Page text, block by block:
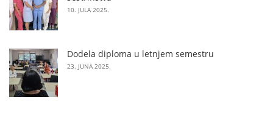
10. JULA 2025.
Dodela diploma u letnjem semestru
23. JUNA 2025.